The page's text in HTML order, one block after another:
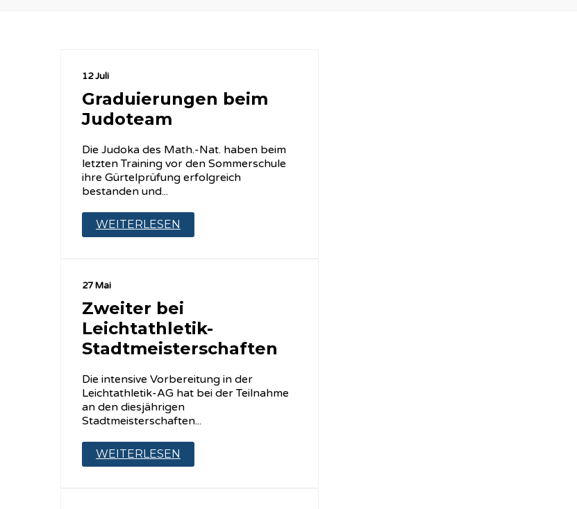
12 Juli
Graduierungen beim
Judoteam
Die Judoka des Math.-Nat. haben beim
letzten Training vor den Sommerschule
ihre Gürtelprüfung erfolgreich
bestanden und...
WEITERLESEN
27 Mai
Zweiter bei
Leichtathletik-
Stadtmeisterschaften
Die intensive Vorbereitung in der
Leichtathletik-AG hat bei der Teilnahme
an den diesjährigen
Stadtmeisterschaften...
WEITERLESEN